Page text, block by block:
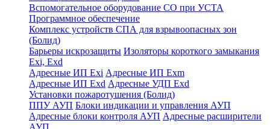
Вспомогательное оборудование СО при УСТА
Программное обеспечение
Комплекс устройств СПА для взрывоопасных зон
(Болид)
Барьеры искрозащиты Изоляторы короткого замыкания
Exi, Exd
Адресные ИП Exi Адресные ИП Exm
Адресные ИП Exd Адресные УДП Exd
Установки пожаротушения (Болид)
ППУ АУП Блоки индикации и управления АУП
Адресные блоки контроля АУП Адресные расширители
АУП